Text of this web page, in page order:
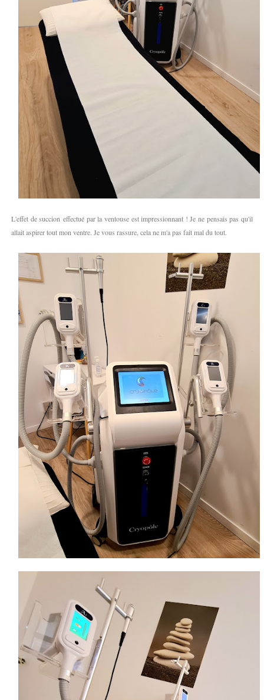
L'effet de succion effectué par la ventouse est impressionnant ! Je ne pensais pas qu'il
allait aspirer tout mon ventre. Je vous rassure, cela ne m'a pas fait mal du tout.